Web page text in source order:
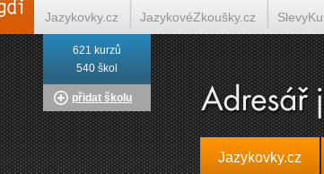
Jazykovky.cz
621 kurzů
540 škol
přidat školu
Jazykovky.cz JazykovéZkoušky.cz
Italština on-line Tlumočení-Překlady.cz